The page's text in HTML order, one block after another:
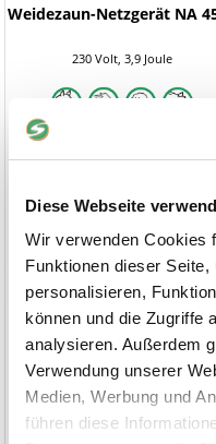
Diese Webseite
Wir verwenden Cookies
Funktionen dieser
personalisieren,
können und die Zugriffe
analysieren. Außerdem
Verwendung unserer
Medien, Werbung und
führen diese
Weidezaun-Netzgerät NA
230 Volt, 3,9 Joule
115,00 €
1-2 Werktage